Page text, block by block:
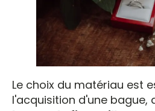
Le choix du matériau est
l'acquisition d'une bague,